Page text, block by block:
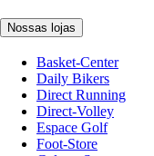
Nossas lojas
Basket-Center
Daily Bikers
Direct Running
Direct-Volley
Espace Golf
Foot-Store